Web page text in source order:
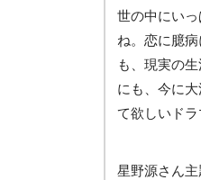
世の中にい
ね。恋に臆
も、現実の
にも、今に
て欲しいドラ
星野源さん